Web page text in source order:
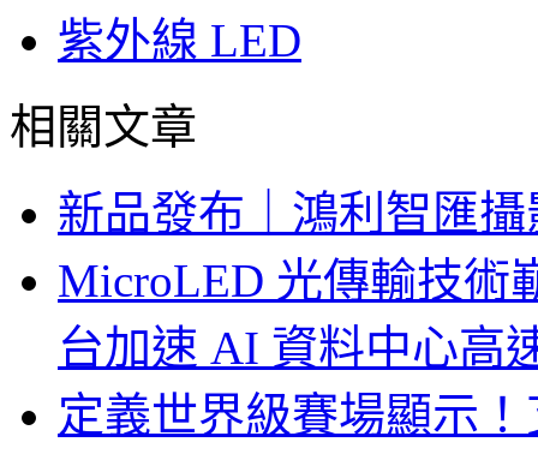
紫外線 LED
相關文章
新品發布｜鴻利智匯
MicroLED 光傳輸技術
台加速 AI 資料中心高
定義世界級賽場顯示